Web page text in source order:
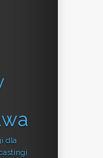
dla